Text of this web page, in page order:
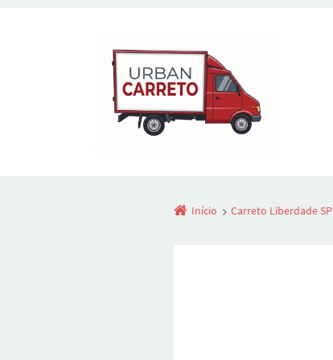
Início Carreto Liberdade SP